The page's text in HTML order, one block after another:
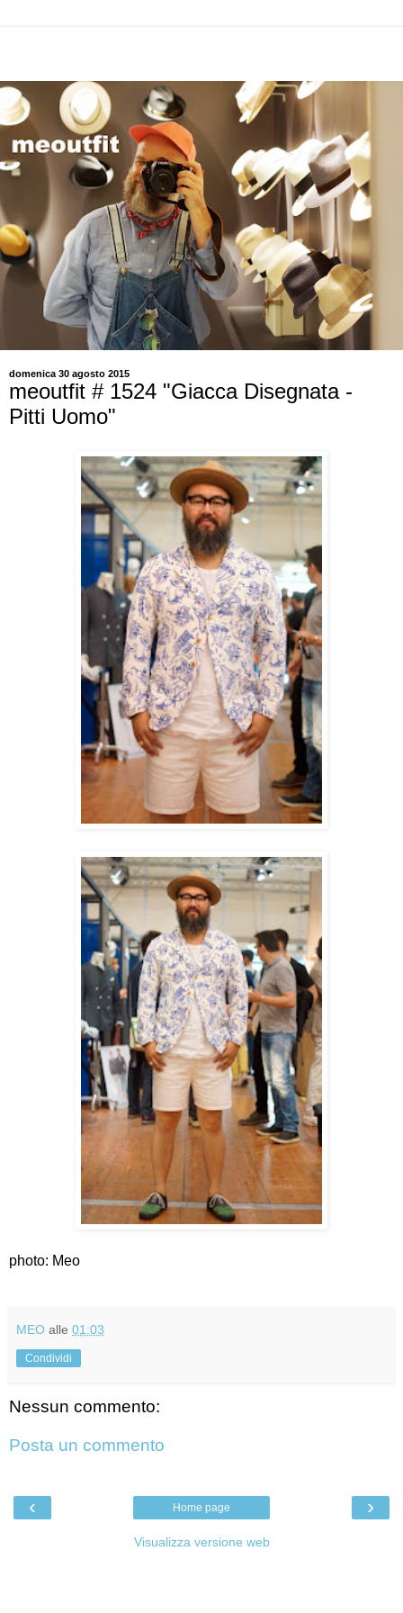
domenica 30 agosto 2015
meoutfit # 1524 "Giacca Disegnata -
Pitti Uomo"
photo: Meo
MEO alle 01:03
Condividi
Nessun commento:
Posta un commento
‹ ›
Home page
Visualizza versione web